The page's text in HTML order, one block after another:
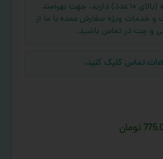
اگر سفارش عمده (بالای ۱۰ عدد) دارید، جهت بهره‌مند
و خدمات ویژه سفارش عمده با ما از
و چت در تماس باشید.
تماس کلیک کنید.
تومان